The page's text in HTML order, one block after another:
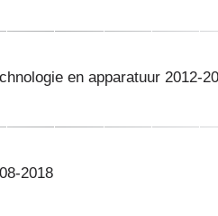
en apparatuur 2012-
2018